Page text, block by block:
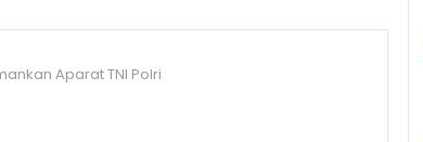
Aparat TNI Polri